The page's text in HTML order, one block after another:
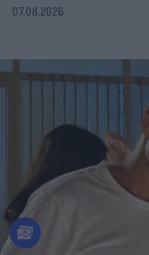
07.08.2026